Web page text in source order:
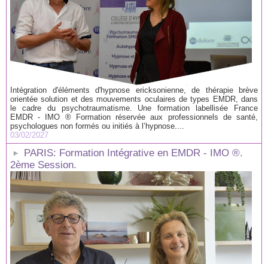
Intégration d'éléments d'hypnose ericksonienne, de thérapie brève
orientée solution et des mouvements oculaires de types EMDR, dans
le cadre du psychotraumatisme. Une formation labellisée France
EMDR - IMO ® Formation réservée aux professionnels de santé,
psychologues non formés ou initiés à l’hypnose....
03/02/2027
PARIS: Formation Intégrative en EMDR - IMO ®.
2ème Session.